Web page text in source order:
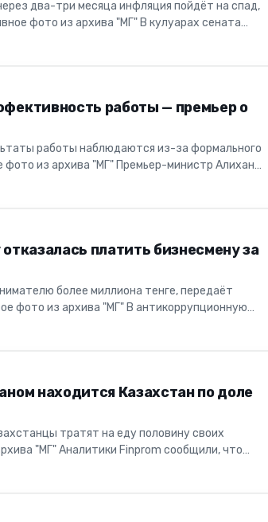
два-три месяца инфляция пойдёт на спад,
фото из архива "МГ" В кулуарах сената
работы — премьер о
работы наблюдаются из-за формального
из архива "МГ" Премьер-министр Алихан
платить бизнесмену за
более миллиона тенге, передаёт
фото из архива "МГ" В антикоррупционную
находится Казахстан по доле
тратят на еду половину своих
"МГ" Аналитики Finprom сообщили, что